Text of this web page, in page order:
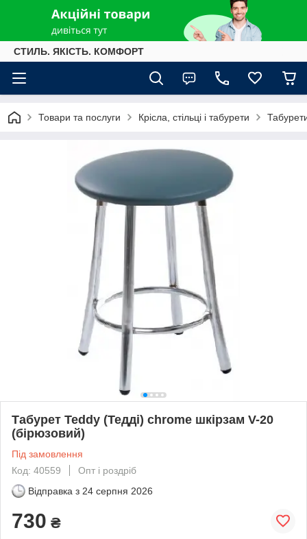
СТИЛЬ. ЯКІСТЬ. КОМФОРТ
Товари та послуги Крісла, стільці і табурети
Табурет Teddy (Тедді) chrome шкірзам V-20
(бірюзовий)
Під замовлення
Код: 40559
Опт і роздріб
Відправка з 24 серпня 2026
730 ₴